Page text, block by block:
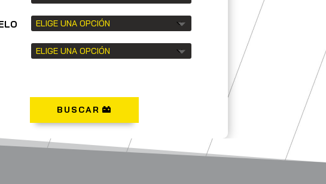
BUSCAR